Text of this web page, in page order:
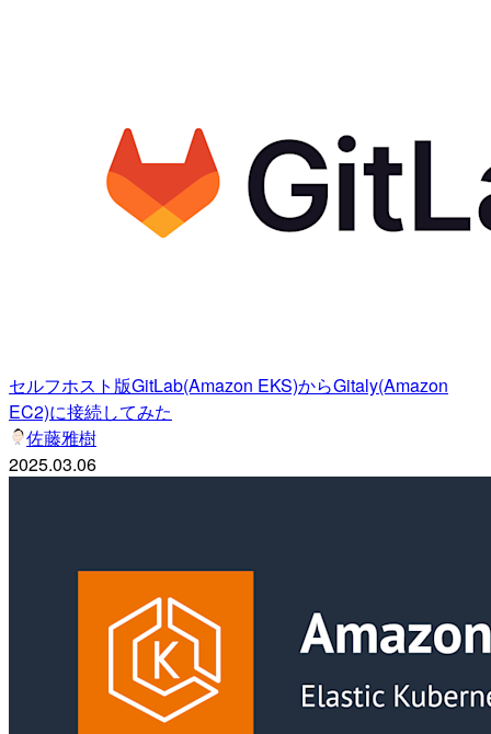
セルフホスト版GitLab(Amazon EKS)からGitaly(Amazon
EC2)に接続してみた
佐藤雅樹
2025.03.06